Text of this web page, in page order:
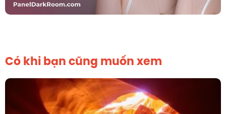
Có khi bạn cũng muốn xem